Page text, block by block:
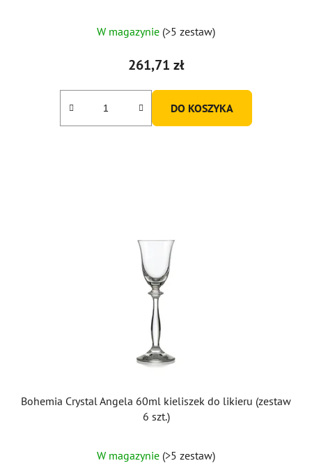
W magazynie (>5 zestaw)
261,71 zł
DO KOSZYKA
Bohemia Crystal Angela 60ml kieliszek do likieru (zestaw
6 szt.)
W magazynie (>5 zestaw)